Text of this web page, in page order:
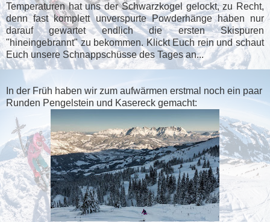
Temperaturen hat uns der Schwarzkogel gelockt, zu Recht,
denn fast komplett unverspurte Powderhänge haben nur
darauf gewartet endlich die ersten Skispuren
"hineingebrannt" zu bekommen. Klickt Euch rein und schaut
Euch unsere Schnappschüsse des Tages an...
In der Früh haben wir zum aufwärmen erstmal noch ein paar
Runden Pengelstein und Kasereck gemacht: